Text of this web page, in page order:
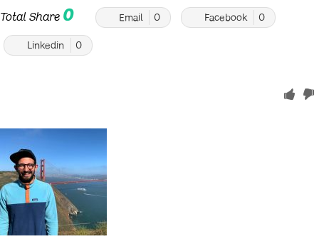
Total Share 0 Email 0 Facebook 0
Linkedin 0